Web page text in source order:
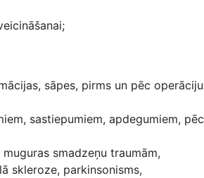
sāpes, pirms un pēc operāciju
sastiepumiem, apdegumiem, pēc
smadzeņu traumām,
skleroze, parkinsonisms,